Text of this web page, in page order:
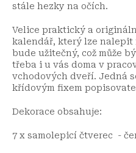
stále hezky na očích.
Velice praktický a
kalendář, který lze nalepit
bude užitečný, což může
třeba i u vás doma v
vchodových dveří. Jedná
křídovým fixem
Dekorace obsahuje:
7 x samolepicí čtverec -